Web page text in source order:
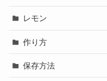
レモン
作り方
保存方法